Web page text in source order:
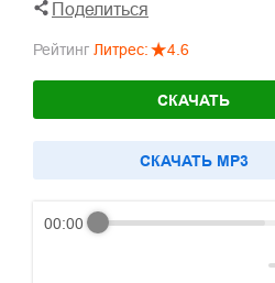
Поделиться
Рейтинг Литрес: 4.6
СКАЧАТЬ
CКАЧАТЬ MP3
00:00